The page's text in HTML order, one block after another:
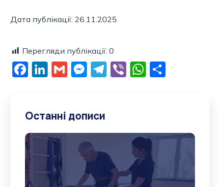
Дата публікації: 26.11.2025
Перегляди публікації: 0
Facebook
LinkedIn
GmailMessenger
Telegram
Viber
Останні дописи